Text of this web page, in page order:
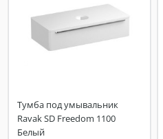
Тумба под умывальник
Ravak SD Freedom 1100
Белый